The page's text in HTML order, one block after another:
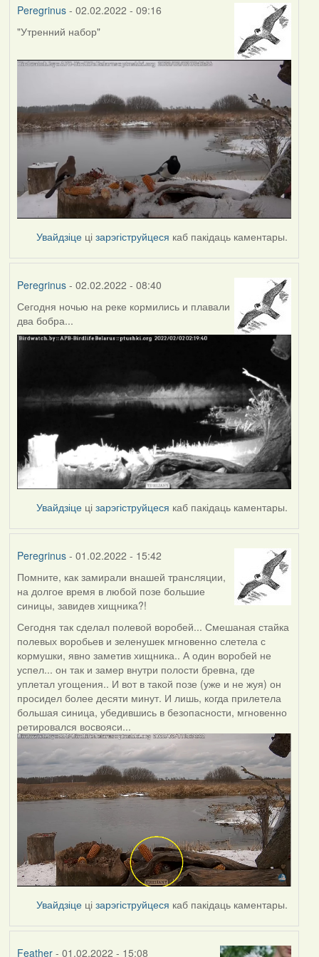
Peregrinus- 02.02.2022 - 09:16
"Утренний набор"
Увайдзіце цізарэгіструйцеся каб пакідаць каментары.
Peregrinus- 02.02.2022 - 08:40
Сегодня ночью на реке кормились и плавали
два бобра...
Увайдзіце цізарэгіструйцеся каб пакідаць каментары.
Peregrinus- 01.02.2022 - 15:42
Помните, как замирали внашей трансляции,
на долгое время в любой позе большие
синицы, завидев хищника?!
Сегодня так сделал полевой воробей... Смешаная стайка
полевых воробьев и зеленушек мгновенно слетела с
кормушки, явно заметив хищника.. А один воробей не
успел... он так и замер внутри полости бревна, где
уплетал угощения.. И вот в такой позе (уже и не жуя) он
просидел более десяти минут. И лишь, когда прилетела
большая синица, убедившись в безопасности, мгновенно
ретировался восвояси...
Увайдзіце цізарэгіструйцеся каб пакідаць каментары.
Feather- 01.02.2022 - 15:08